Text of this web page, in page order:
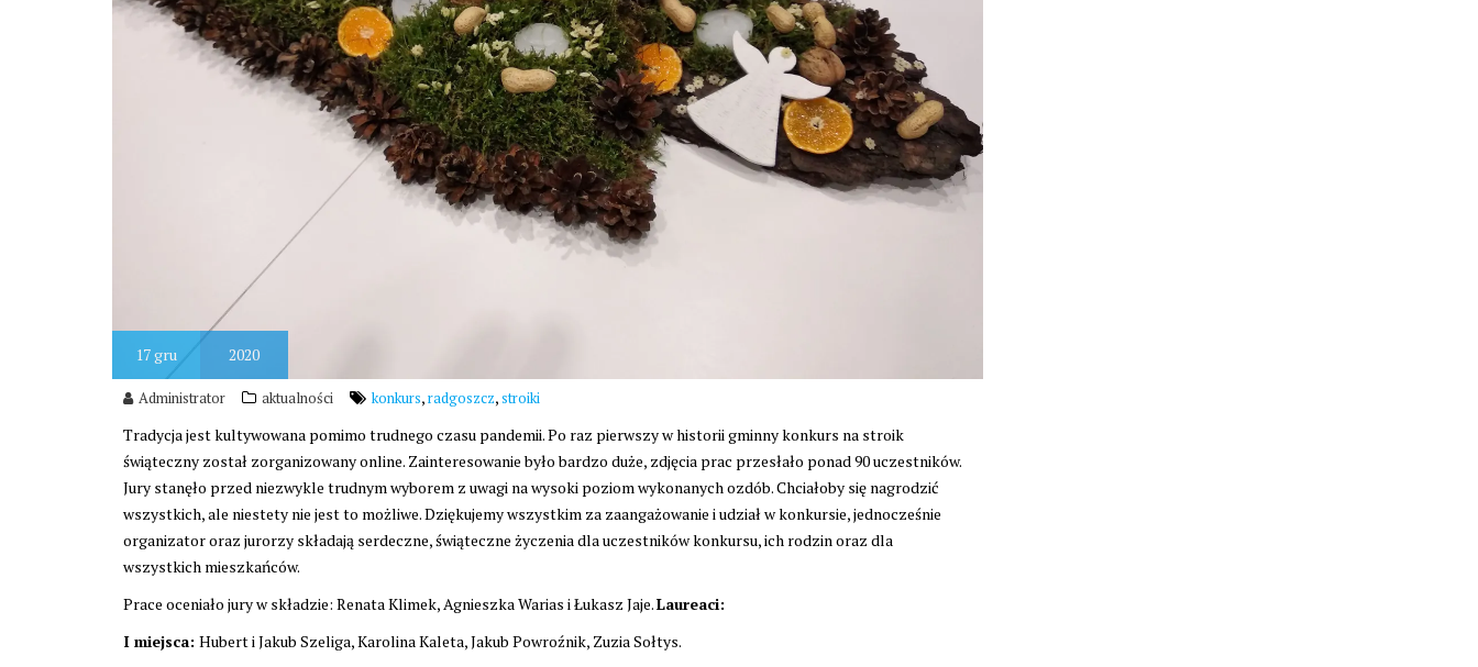
17gru 2020
Administrator aktualności konkurs,radgoszcz,stroiki
Tradycja jest kultywowana pomimo trudnego czasu pandemii. Po raz pierwszy w historii gminny konkurs na stroik
świąteczny został zorganizowany online. Zainteresowanie było bardzo duże, zdjęcia prac przesłało ponad 90 uczestników.
Jury stanęło przed niezwykle trudnym wyborem z uwagi na wysoki poziom wykonanych ozdób. Chciałoby się nagrodzić
wszystkich, ale niestety nie jest to możliwe. Dziękujemy wszystkim za zaangażowanie i udział w konkursie, jednocześnie
organizator oraz jurorzy składają serdeczne, świąteczne życzenia dla uczestników konkursu, ich rodzin oraz dla
wszystkich mieszkańców.
Prace oceniało jury w składzie: Renata Klimek, Agnieszka Warias i Łukasz Jaje.Laureaci:
I miejsca: Hubert i Jakub Szeliga, Karolina Kaleta, Jakub Powroźnik, Zuzia Sołtys.